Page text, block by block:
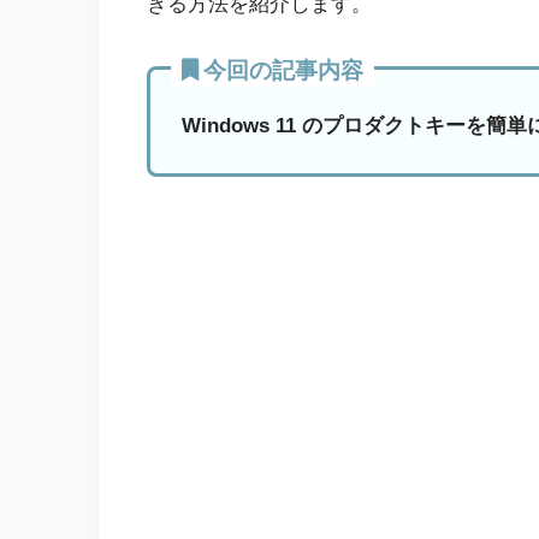
きる方法を紹介します。
今回の記事内容
Windows 11 のプロダクトキーを簡単